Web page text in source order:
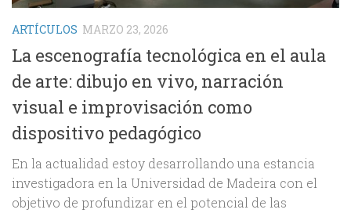
ARTÍCULOS MARZO 23, 2026
La escenografía tecnológica en el aula
de arte: dibujo en vivo, narración
visual e improvisación como
dispositivo pedagógico
En la actualidad estoy desarrollando una estancia
investigadora en la Universidad de Madeira con el
objetivo de profundizar en el potencial de las